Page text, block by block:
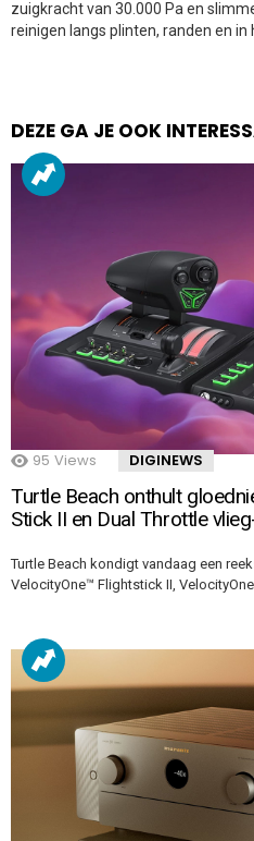
zuigkracht van 30.000 Pa en
reinigen langs plinten, randen en in
DEZE GA JE OOK
95 Views DIGINEWS
Turtle Beach onthult
Stick II en Dual Throttle
Turtle Beach kondigt vandaag een
VelocityOne™ Flightstick II,